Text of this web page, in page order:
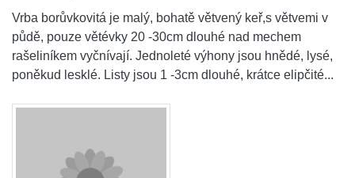
Vrba borůvkovitá je malý, bohatě větvený keř,s větvemi v
půdě, pouze větévky 20 -30cm dlouhé nad mechem
rašeliníkem vyčnívají. Jednoleté výhony jsou hnědé, lysé,
poněkud lesklé. Listy jsou 1 -3cm dlouhé, krátce elipčité...